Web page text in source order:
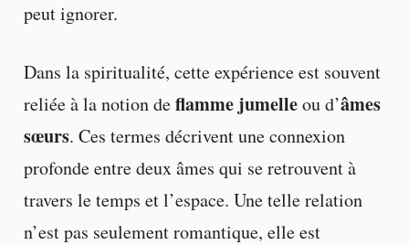
peut ignorer.
Dans la spiritualité, cette expérience est souvent
reliée à la notion deflamme jumelleou d’âmes
sœurs. Ces termes décrivent une connexion
profonde entre deux âmes qui se retrouvent à
travers le temps et l’espace. Une telle relation
n’est pas seulement romantique, elle est